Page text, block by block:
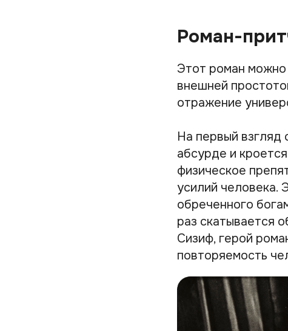
Роман-
Этот роман можно
внешней
отражение
На первый
абсурде и
физическое
усилий человека.
обреченного
раз скатывается
Сизиф, герой
повторяемость